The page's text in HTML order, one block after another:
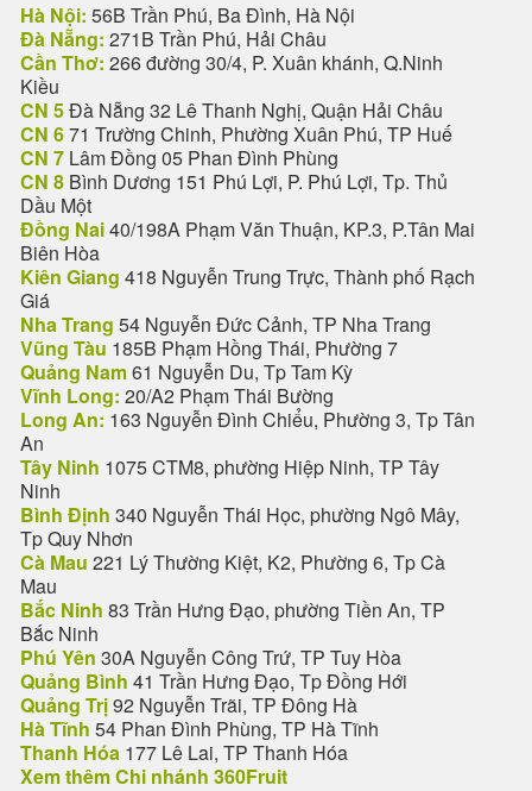
Hà Nội: 56B Trần Phú, Ba Đình, Hà Nội
Đà Nẵng: 271B Trần Phú, Hải Châu
Cần Thơ: 266 đường 30/4, P. Xuân khánh, Q.Ninh
Kiều
CN 5Đà Nẵng 32 Lê Thanh Nghị, Quận Hải Châu
CN 671 Trường Chinh, Phường Xuân Phú, TP Huế
CN 7 Lâm Đồng 05 Phan Đình Phùng
CN 8 Bình Dương 151 Phú Lợi, P. Phú Lợi, Tp. Thủ
Dầu Một
Đồng Nai40/198A Phạm Văn Thuận, KP.3, P.Tân Mai
Biên Hòa
Kiên Giang 418 Nguyễn Trung Trực, Thành phố Rạch
Giá
Nha Trang 54 Nguyễn Đức Cảnh, TP Nha Trang
Vũng Tàu 185B Phạm Hồng Thái, Phường 7
Quảng Nam61 Nguyễn Du, Tp Tam Kỳ
Vĩnh Long: 20/A2 Phạm Thái Bường
Long An: 163 Nguyễn Đình Chiểu, Phường 3, Tp Tân
An
Tây Ninh 1075 CTM8, phường Hiệp Ninh, TP Tây
Ninh
Bình Định 340 Nguyễn Thái Học, phường Ngô Mây,
Tp Quy Nhơn
Cà Mau 221 Lý Thường Kiệt, K2, Phường 6, Tp Cà
Mau
Bắc Ninh 83 Trần Hưng Đạo, phường Tiền An, TP
Bắc Ninh
Phú Yên 30A Nguyễn Công Trứ, TP Tuy Hòa
Quảng Bình 41 Trần Hưng Đạo, Tp Đồng Hới
Quảng Trị92 Nguyễn Trãi, TP Đông Hà
Hà Tĩnh 54 Phan Đình Phùng, TP Hà Tĩnh
Thanh Hóa 177 Lê Lai, TP Thanh Hóa
Xem thêm Chi nhánh 360Fruit